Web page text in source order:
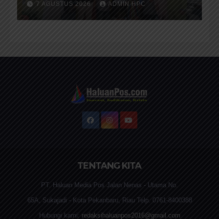
TBM/Perpustakaan Desa
2026
7 AGUSTUS 2026 ADMIN HPC
TENTANG KITA
PT. Haluan Media Pos Jalan Nenas - Utama No.
65A, Sukajadi - Kota Pekanbaru, Riau Telp. 0761-8400388
Hubungi kami: redaksihaluanpos2016@gmail.com